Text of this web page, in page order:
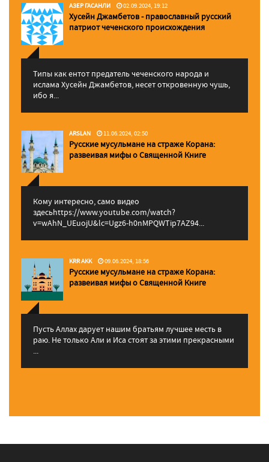
АЗЕР ГАСАНЛИ 02.09.2024, 19:12
Хусейн Джамбетов - православный русский
патриот чеченского происхождения
Типы как ентот предатель чеченского народа и
ислама Хусейн Джамбетов, несет откровенную чушь,
ибо я...
ARSLAN 11.06.2024, 02:50
Русские мусульмане на страже Корана:
pазвеивая мифы о Священной Книге
Кому интересно, само видео
здесьhttps://www.youtube.com/watch?
v=wAhN_UEuojU&lc=Ugz6-h0nMPQWTip7AZ94...
KRR AKK 09.06.2024, 18:56
Русские мусульмане на страже Корана:
pазвеивая мифы о Священной Книге
Пусть Аллах дарует нашим братьям лучшее месть в
раю. Не только Али и Иса стоят за этими прекрасными
...